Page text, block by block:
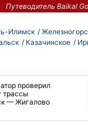
Путеводитель Baikal Go
Илимск
Казачинское
проверил
трассы
— Жигалово